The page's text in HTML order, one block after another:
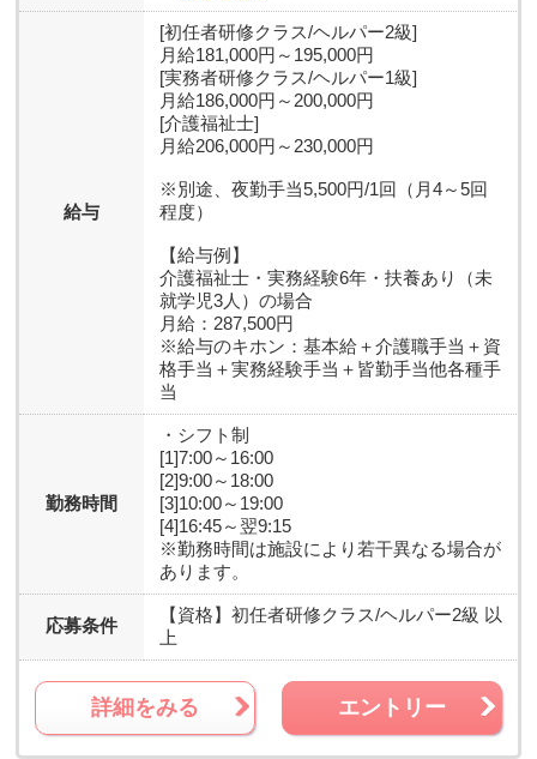
給与
[初任者研修クラス/ヘルパー2級]
月給181,000円～195,000円
[実務者研修クラス/ヘルパー1級]
月給186,000円～200,000円
[介護福祉士]
月給206,000円～230,000円
※別途、夜勤手当5,500円/1回（月4～5回
程度）
【給与例】
介護福祉士・実務経験6年・扶養あり（未
就学児3人）の場合
月給：287,500円
※給与のキホン：基本給＋介護職手当＋資
格手当＋実務経験手当＋皆勤手当他各種手
当
勤務時間
・シフト制
[1]7:00～16:00
[2]9:00～18:00
[3]10:00～19:00
[4]16:45～翌9:15
※勤務時間は施設により若干異なる場合が
あります。
応募条件
【資格】 初任者研修クラス/ヘルパー2級 以
上
詳細をみる エントリー